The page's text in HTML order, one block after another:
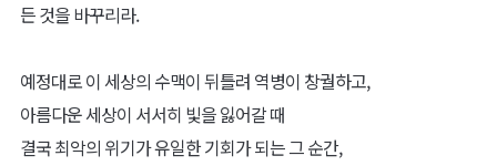
든 것을 바꾸리라.
예정대로 이 세상의 수맥이 뒤틀려 역병이 창궐하고,
아름다운 세상이 서서히 빛을 잃어갈 때
결국 최악의 위기가 유일한 기회가 되는 그 순간,